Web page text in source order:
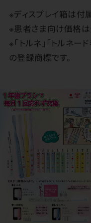
※ディスプレイ箱は付
※患者さま向け価格は
※「トルネ」「トルネ
の登録商標です。